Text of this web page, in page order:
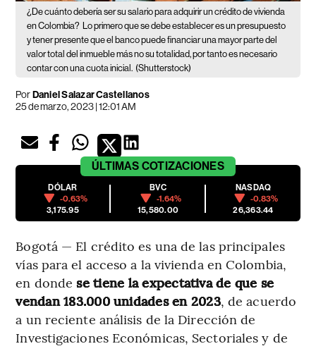
¿De cuánto debería ser su salario para adquirir un crédito de vivienda
en Colombia?
Lo primero que se debe establecer es un presupuesto
y tener presente que el banco puede financiar una mayor parte del
valor total del inmueble más no su totalidad, por tanto es necesario
contar con una cuota inicial. (Shutterstock)
PorDaniel Salazar Castellanos
25 de marzo, 2023 | 12:01 AM
ÚLTIMAS COTIZACIONES
DÓLAR
-0.63%
3,175.95
BVC
-1.64%
15,580.00
NASDAQ
-0.83%
26,363.44
Bogotá — El crédito es una de las principales
vías para el acceso a la vivienda en Colombia,
en donde se tiene la expectativa de que se
vendan 183.000 unidades en 2023, de acuerdo
a un reciente análisis de la Dirección de
Investigaciones Económicas, Sectoriales y de